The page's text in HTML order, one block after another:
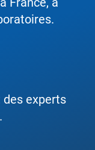
experts